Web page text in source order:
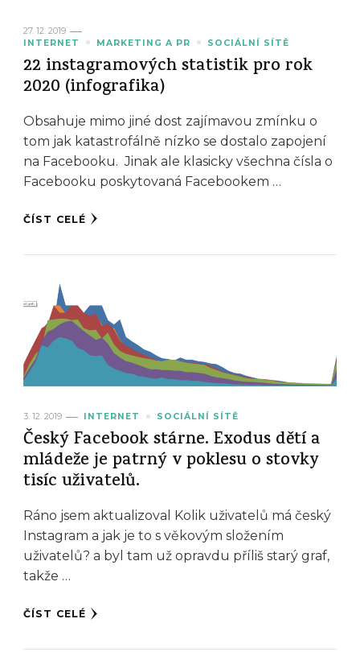
27. 12. 2019
INTERNET
MARKETING A PR SOCIÁLNÍ SÍTĚ
22 instagramových statistik pro rok
2020 (infografika)
Obsahuje mimo jiné dost zajímavou zmínku o
tom jak katastrofálně nízko se dostalo zapojení
na Facebooku. Jinak ale klasicky všechna čísla o
Facebooku poskytovaná Facebookem …
ČÍST CELÉ
3. 12. 2019 INTERNET SOCIÁLNÍ SÍTĚ
Český Facebook stárne. Exodus dětí a
mládeže je patrný v poklesu o stovky
tisíc uživatelů.
Ráno jsem aktualizoval Kolik uživatelů má český
Instagram a jak je to s věkovým složením
uživatelů? a byl tam už opravdu příliš starý graf,
takže …
ČÍST CELÉ